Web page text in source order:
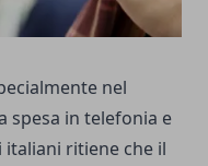
nel
spesa in telefonia e
italiani ritiene che il